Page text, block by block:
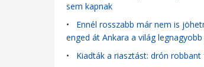
sem kapnak
• Ennél rosszabb már nem is
enged át Ankara a világ
• Kiadták a riasztást: drón